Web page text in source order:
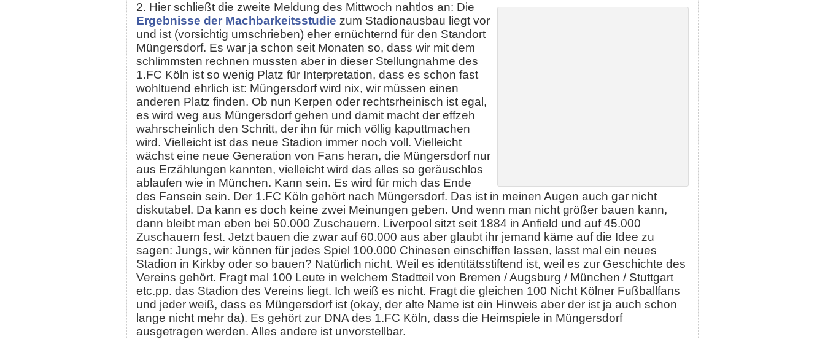
2. Hier schließt die zweite Meldung des Mittwoch nahtlos an: Die
Ergebnisse der Machbarkeitsstudie zum Stadionausbau liegt vor
und ist (vorsichtig umschrieben) eher ernüchternd für den Standort
Müngersdorf. Es war ja schon seit Monaten so, dass wir mit dem
schlimmsten rechnen mussten aber in dieser Stellungnahme des
1.FC Köln ist so wenig Platz für Interpretation, dass es schon fast
wohltuend ehrlich ist: Müngersdorf wird nix, wir müssen einen
anderen Platz finden. Ob nun Kerpen oder rechtsrheinisch ist egal,
es wird weg aus Müngersdorf gehen und damit macht der effzeh
wahrscheinlich den Schritt, der ihn für mich völlig kaputtmachen
wird. Vielleicht ist das neue Stadion immer noch voll. Vielleicht
wächst eine neue Generation von Fans heran, die Müngersdorf nur
aus Erzählungen kannten, vielleicht wird das alles so geräuschlos
ablaufen wie in München. Kann sein. Es wird für mich das Ende
des Fansein sein. Der 1.FC Köln gehört nach Müngersdorf. Das ist in meinen Augen auch gar nicht
diskutabel. Da kann es doch keine zwei Meinungen geben. Und wenn man nicht größer bauen kann,
dann bleibt man eben bei 50.000 Zuschauern. Liverpool sitzt seit 1884 in Anfield und auf 45.000
Zuschauern fest. Jetzt bauen die zwar auf 60.000 aus aber glaubt ihr jemand käme auf die Idee zu
sagen: Jungs, wir können für jedes Spiel 100.000 Chinesen einschiffen lassen, lasst mal ein neues
Stadion in Kirkby oder so bauen? Natürlich nicht. Weil es identitätsstiftend ist, weil es zur Geschichte des
Vereins gehört. Fragt mal 100 Leute in welchem Stadtteil von Bremen / Augsburg / München / Stuttgart
etc.pp. das Stadion des Vereins liegt. Ich weiß es nicht. Fragt die gleichen 100 Nicht Kölner Fußballfans
und jeder weiß, dass es Müngersdorf ist (okay, der alte Name ist ein Hinweis aber der ist ja auch schon
lange nicht mehr da). Es gehört zur DNA des 1.FC Köln, dass die Heimspiele in Müngersdorf
ausgetragen werden. Alles andere ist unvorstellbar.